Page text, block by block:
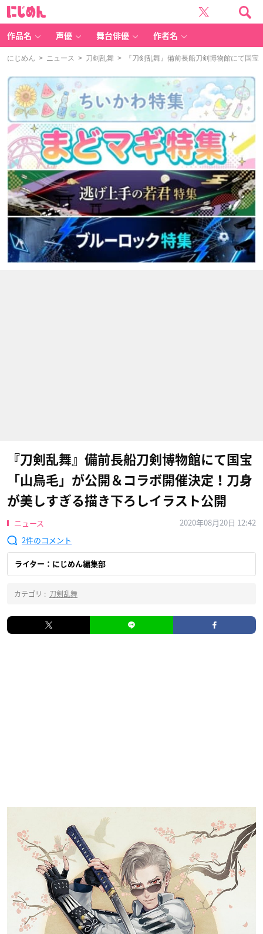
作品名 声優 舞台俳優 作者名
にじめん > ニュース > 刀剣乱舞 > 『刀剣乱舞』備前長船刀剣博物館にて国宝
『刀剣乱舞』備前長船刀剣博物館にて国宝
「山鳥毛」が公開＆コラボ開催決定！刀身
が美しすぎる描き下ろしイラスト公開
ニュース
2020年08月20日 12:42
2
ライター：にじめん編集部
カテゴリ : 刀剣乱舞